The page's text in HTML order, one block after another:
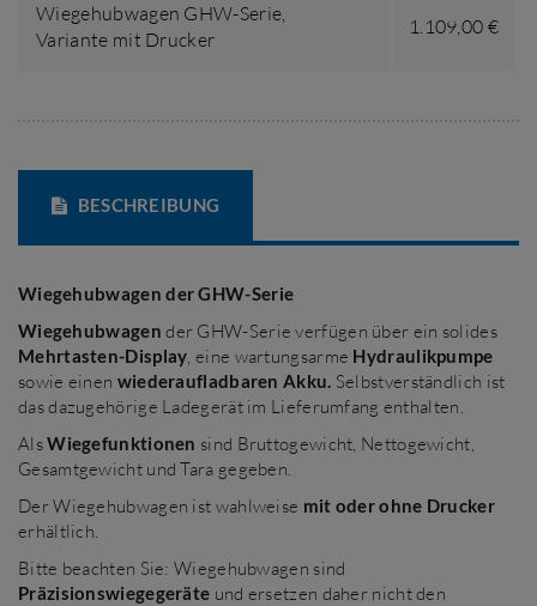
Wiegehubwagen GHW-Serie,
Variante mit Drucker
1.109,00 €
BESCHREIBUNG
Wiegehubwagender GHW-Serie
Wiegehubwagender GHW-Serie verfügen über ein solides
Mehrtasten-Display, eine wartungsarme Hydraulikpumpe
sowie einen wiederaufladbaren Akku. Selbstverständlich ist
das dazugehörige Ladegerät im Lieferumfang enthalten.
AlsWiegefunktionen sind Bruttogewicht, Nettogewicht,
Gesamtgewicht und Tara gegeben.
Der Wiegehubwagen ist wahlweise mit oder ohne Drucker
erhältlich.
Bitte beachten Sie: Wiegehubwagen sind
Präzisionswiegegeräte und ersetzen daher nicht den